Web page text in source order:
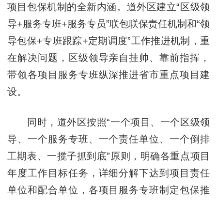
项目包保机制的全新内涵。道外区建立“区级领
导+服务专班+服务专员”联包联保责任机制和“领
导包保+专班跟踪+定期调度”工作推进机制，重
在解决问题，区级领导亲自挂帅、靠前指挥，
带领各项目服务专班纵深推进省市重点项目建
设。
同时，道外区按照“一个项目、一个区级领
导、一个服务专班、一个责任单位、一个倒排
工期表、一揽子抓到底”原则，明确各重点项目
年度工作目标任务，详细分解下达到项目责任
单位和配合单位，各项目服务专班制定包保推